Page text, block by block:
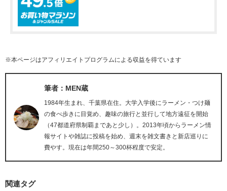
※本ページはアフィリエイトプログラムによる収益を得ています
筆者：MEN蔵
1984年生まれ、千葉県在住。大学入学後にラーメン・つけ麺
の食べ歩きに目覚め、趣味の旅行と並行して地方遠征を開始
（47都道府県制覇まであと少し）。2013年頃からラーメン情
報サイトや雑誌に投稿を始め、週末を雑文書きと新店巡りに
費やす。現在は年間250～300杯程度で安定。
関連タグ